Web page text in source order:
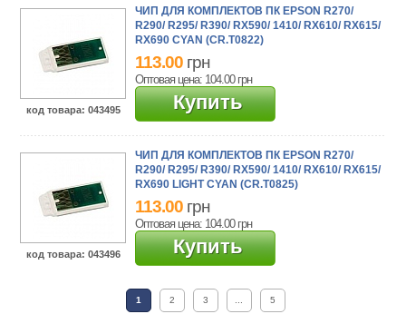
код товара: 043495
ЧИП ДЛЯ КОМПЛЕКТОВ ПК EPSON R270/
R290/ R295/ R390/ RX590/ 1410/ RX610/ RX615/
RX690 CYAN (CR.T0822)
113.00 грн
Оптовая цена: 104.00 грн
Купить
код товара: 043496
ЧИП ДЛЯ КОМПЛЕКТОВ ПК EPSON R270/
R290/ R295/ R390/ RX590/ 1410/ RX610/ RX615/
RX690 LIGHT CYAN (CR.T0825)
113.00 грн
Оптовая цена: 104.00 грн
Купить
1 2 3 5